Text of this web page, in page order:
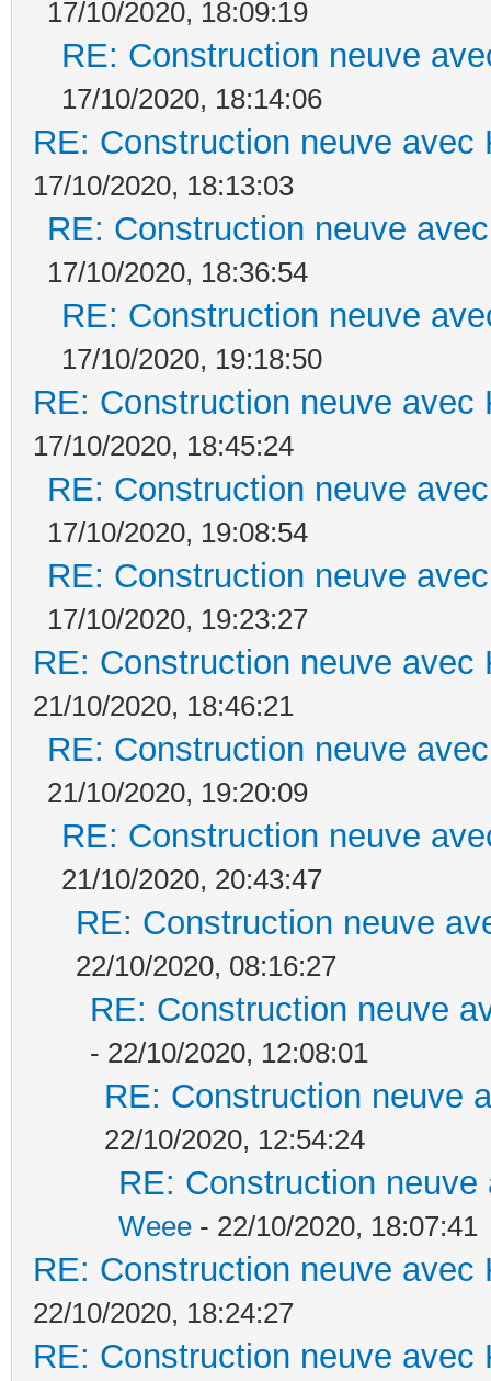
17/10/2020, 18:09:19
RE: Construction neuve
17/10/2020, 18:14:06
RE: Construction neuve avec
17/10/2020, 18:13:03
RE: Construction neuve
17/10/2020, 18:36:54
RE: Construction neuve
17/10/2020, 19:18:50
RE: Construction neuve avec
17/10/2020, 18:45:24
RE: Construction neuve
17/10/2020, 19:08:54
RE: Construction neuve
17/10/2020, 19:23:27
RE: Construction neuve avec
21/10/2020, 18:46:21
RE: Construction neuve
21/10/2020, 19:20:09
RE: Construction neuve
21/10/2020, 20:43:47
RE: Construction neuve
22/10/2020, 08:16:27
RE: Construction neuve
- 22/10/2020, 12:08:01
RE: Construction neuve
22/10/2020, 12:54:24
RE: Construction
Weee - 22/10/2020, 18:07:41
RE: Construction neuve avec
22/10/2020, 18:24:27
RE: Construction neuve avec